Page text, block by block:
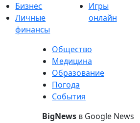
Бизнес
Личные
финансы
Игры
онлайн
Общество
Медицина
Образование
Погода
События
BigNews в Google News